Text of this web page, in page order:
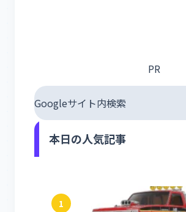
PR
Googleサイト内検索
本日の人気記事
1